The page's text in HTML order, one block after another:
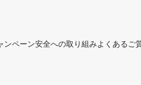
ンペーン安全への取り組みよくあるご